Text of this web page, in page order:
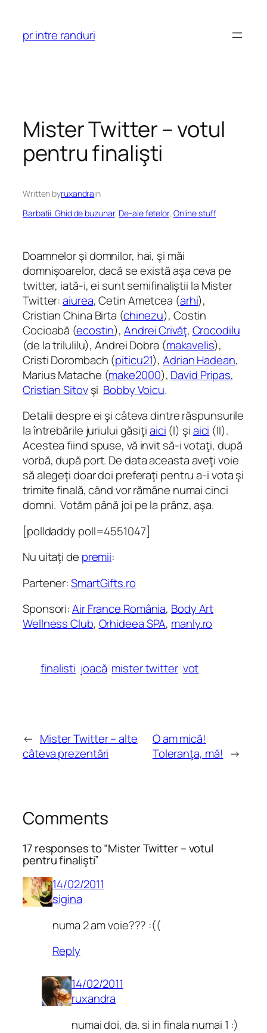
content
pr intre randuri
Mister Twitter – votul
pentru finalişti
Written byruxandrain
Barbatii. Ghid de buzunar, De-ale fetelor, Online stuff
Doamnelor şi domnilor, hai, şi măi
domnişoarelor, dacă se există aşa ceva pe
twitter, iată-i, ei sunt semifinaliştii la Mister
Twitter:aiurea, Cetin Ametcea (arhi),
Cristian China Birta (chinezu), Costin
Cocioabă (ecostin),Andrei Crivăţ, Crocodilu
(de la trilulilu), Andrei Dobra (makavelis),
Cristi Dorombach (piticu21),Adrian Hadean,
Marius Matache (make2000), David Pripas,
Cristian Sitovşi Bobby Voicu.
Detalii despre ei şi câteva dintre răspunsurile
la întrebările juriului găsiţiaici (I) şiaici (II).
Acestea fiind spuse, vă invit să-i votaţi, după
vorbă, după port. De data aceasta aveţi voie
să alegeţi doar doi preferaţi pentru a-i vota şi
trimite finală, când vor rămâne numai cinci
domni. Votăm până joi pe la prânz, aşa.
[polldaddy poll=4551047]
Nu uitaţi de premii:
Partener:SmartGifts.ro
Sponsori:Air France România, Body Art
Wellness Club, Orhideea SPA, manly.ro
finalisti joacă mister twitter vot
← Mister Twitter – alte
câteva prezentări
O am mică!
Toleranţa, mă! →
Comments
17 responses to “Mister Twitter – votul
pentru finalişti”
14/02/2011
sigina
numa 2 am voie??? :((
Reply
14/02/2011
ruxandra
numai doi, da. si in finala numai 1 :)